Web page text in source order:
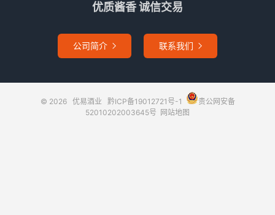
优质酱香 诚信交易
公司简介  联系我们 
© 2026 优易酒业 黔ICP备19012721号-1
贵公网安备
52010202003645号 网站地图